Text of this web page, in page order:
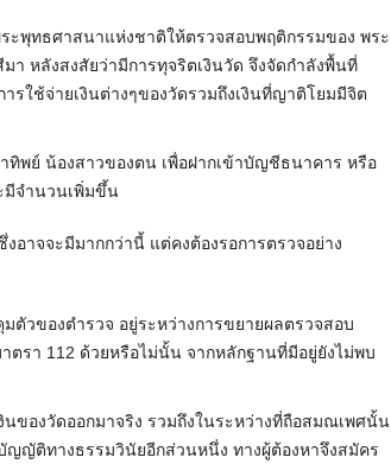
ะพุทธศาสนาแห่งชาติให้ตรวจสอบพฤติกรรมของ พระ
หลังสงสัยว่ามีการทุจริตเงินวัด จึงจัดกำลังพื้นที่
ใช้จ่ายเงินต่างๆของวัดรวมถึงเงินที่ญาติโยมมีจิต
ทิพย์ น้องสาวของตน เพื่อฝากเข้าบัญชีธนาคาร หรือ
มีจำนวนเพิ่มขึ้น
อาจจะมีมากกว่านี้ แต่คงต้องรอการตรวจอย่าง
วของตำรวจ อยู่ระหว่างการขยายผลตรวจสอบ
รา 112 ด้วยหรือไม่นั้น จากหลักฐานที่มีอยู่ยังไม่พบ
ของวัดออกมาจริง รวมถึงในระหว่างที่ถือสมณเพศนั้น
ญญัติทางธรรมวินัยอีกส่วนหนึ่ง ทางผู้ต้องหาจึงสมัคร